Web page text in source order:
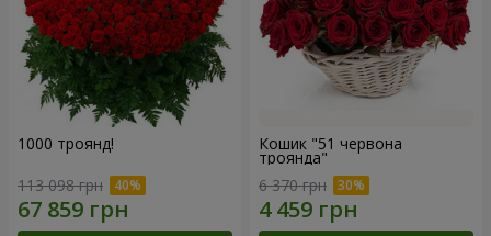
1000 троянд!
113 098 грн
Кошик "51 червона
троянда"
6 370 грн